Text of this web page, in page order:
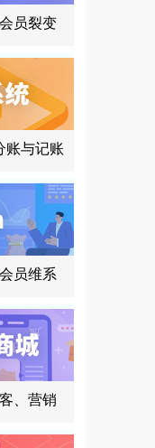
员裂变
账与记账
员维系
、营销